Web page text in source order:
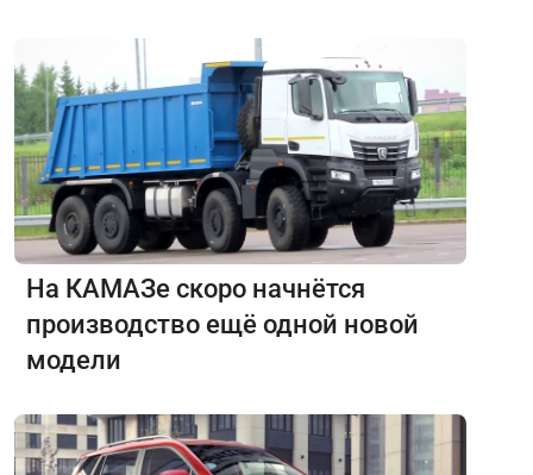
На КАМАЗе скоро начнётся
производство ещё одной новой
модели